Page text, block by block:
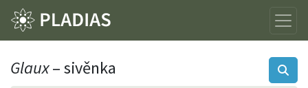
Glaux– sivěnka